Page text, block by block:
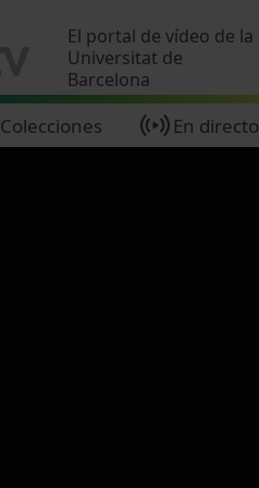
El portal de vídeo de la
Universitat de
Barcelona
Colecciones En directo